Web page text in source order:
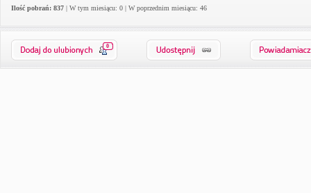
Ilość pobrań: 837 | W tym miesiącu: 0 | W poprzednim miesiącu: 46
0